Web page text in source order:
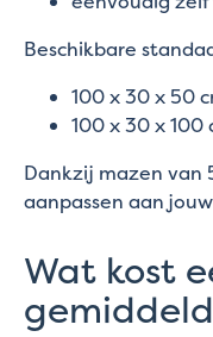
Beschikbare
100 x 30 x 50
100 x 30 x
Dankzij mazen van
aanpassen aan
Wat kost